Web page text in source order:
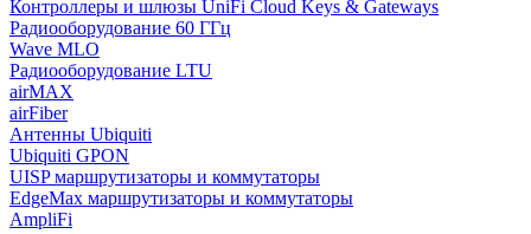
Контроллеры и шлюзы UniFi Cloud Keys & Gateways
Радиооборудование 60 ГГц
Wave MLO
Радиооборудование LTU
airMAX
airFiber
Антенны Ubiquiti
Ubiquiti GPON
UISP маршрутизаторы и коммутаторы
EdgeMax маршрутизаторы и коммутаторы
AmpliFi